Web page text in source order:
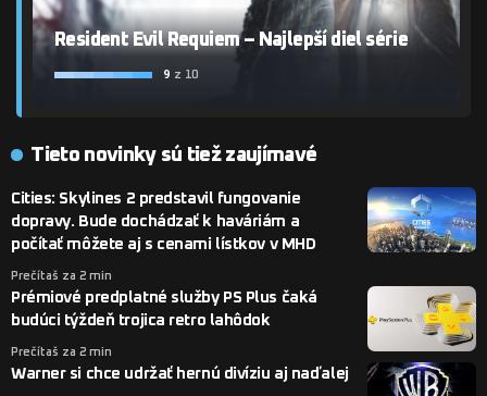
Resident Evil Requiem – Najlepší diel série
9 z 10
Tieto novinky sú tiež zaujímavé
Cities: Skylines 2 predstavil fungovanie
dopravy. Bude dochádzať k haváriám a
počítať môžete aj s cenami lístkov v MHD
Prečítaš za 2 min
Prémiové predplatné služby PS Plus čaká
budúci týždeň trojica retro lahôdok
Prečítaš za 2 min
Warner si chce udržať hernú divíziu aj naďalej